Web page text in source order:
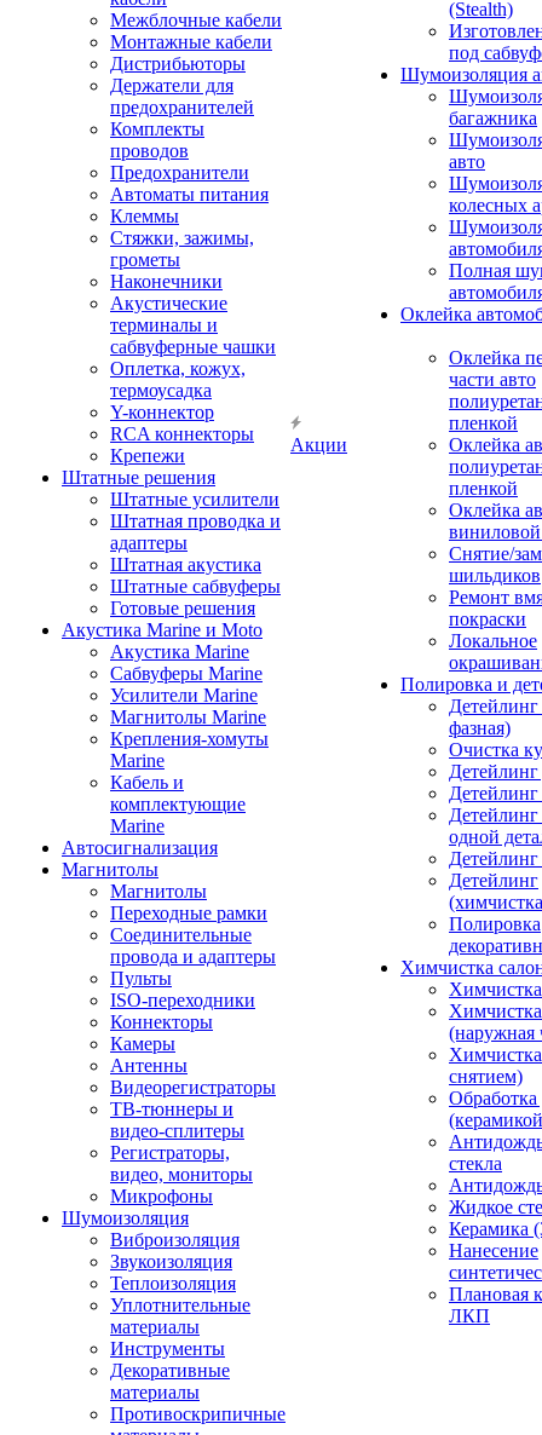
Межблочные кабели
Монтажные кабели
Дистрибьюторы
Держатели для
предохранителей
Комплекты
проводов
Предохранители
Автоматы питания
Клеммы
Стяжки, зажимы,
грометы
Наконечники
Акустические
терминалы и
сабвуферные чашки
Оплетка, кожух,
термоусадка
Y-коннектор
RCA коннекторы
Крепежи
Штатные решения
Штатные усилители
Штатная проводка и
адаптеры
Штатная акустика
Штатные сабвуферы
Готовые решения
Акустика Marine и Moto
Акустика Marine
Сабвуферы Marine
Усилители Marine
Магнитолы Marine
Крепления-хомуты
Marine
Кабель и
комплектующие
Marine
Автосигнализация
Магнитолы
Магнитолы
Переходные рамки
Соединительные
провода и адаптеры
Пульты
ISO-переходники
Коннекторы
Камеры
Антенны
Видеорегистраторы
ТВ-тюннеры и
видео-сплитеры
Регистраторы,
видео, мониторы
Микрофоны
Шумоизоляция
Виброизоляция
Звукоизоляция
Теплоизоляция
Уплотнительные
материалы
Инструменты
Декоративные
материалы
Противоскрипичные
Акции
(Stealth)
под
Шумоизоляция
багажника
авто
колесных
Полная
Оклейка
Оклейка
части авто
пленкой
Оклейка
пленкой
Оклейка
Снятие/
шильдиков
Ремонт
покраски
Локальное
Полировка и
фазная)
Очистка
Детейлинг
одной
Детейлинг
Полировка
Химчистка
(наружная
снятием)
Обработка
стекла
Жидкое
Керамика
Нанесение
Плановая
ЛКП